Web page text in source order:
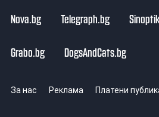
Nova.bg Telegraph.bg
Grabo.bg DogsAndCats.bg
За нас Реклама Платени